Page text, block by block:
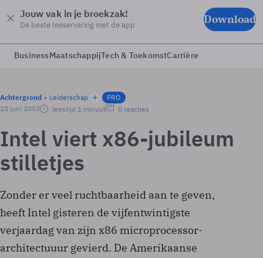
Jouw vak in je broekzak!
De beste leeservaring met de app Download
BusinessMaatschappijTech & ToekomstCarrière
Achtergrond Leiderschap
PRO
10 juni 2003
leestijd 1 minuut 0 reacties
Intel viert x86-jubileum
stilletjes
Zonder er veel ruchtbaarheid aan te geven,
heeft Intel gisteren de vijfentwintigste
verjaardag van zijn x86 microprocessor-
architectuuur gevierd. De Amerikaanse